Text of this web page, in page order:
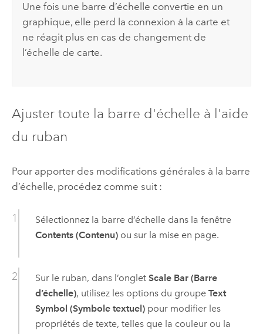
Une fois une barre d’échelle convertie en un
graphique, elle perd la connexion à la carte et
ne réagit plus en cas de changement de
l’échelle de carte.
Ajuster toute la barre d'échelle à l'aide
du ruban
Pour apporter des modifications générales à la barre
d’échelle, procédez comme suit :
Sélectionnez la barre d’échelle dans la fenêtre
Contents (Contenu)ou sur la mise en page.
Sur le ruban, dans l’onglet Scale Bar (Barre
d’échelle), utilisez les options du groupe Text
Symbol (Symbole textuel)pour modifier les
propriétés de texte, telles que la couleur ou la